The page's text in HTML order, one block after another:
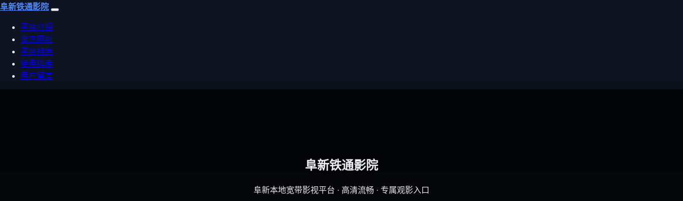
阜新铁通影院
平台介绍
官方网址
平台特色
使用指南
用户留言
阜新铁通影院
阜新本地宽带影视平台 · 高清流畅 · 专属观影入口